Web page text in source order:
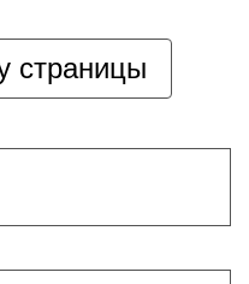
страницы